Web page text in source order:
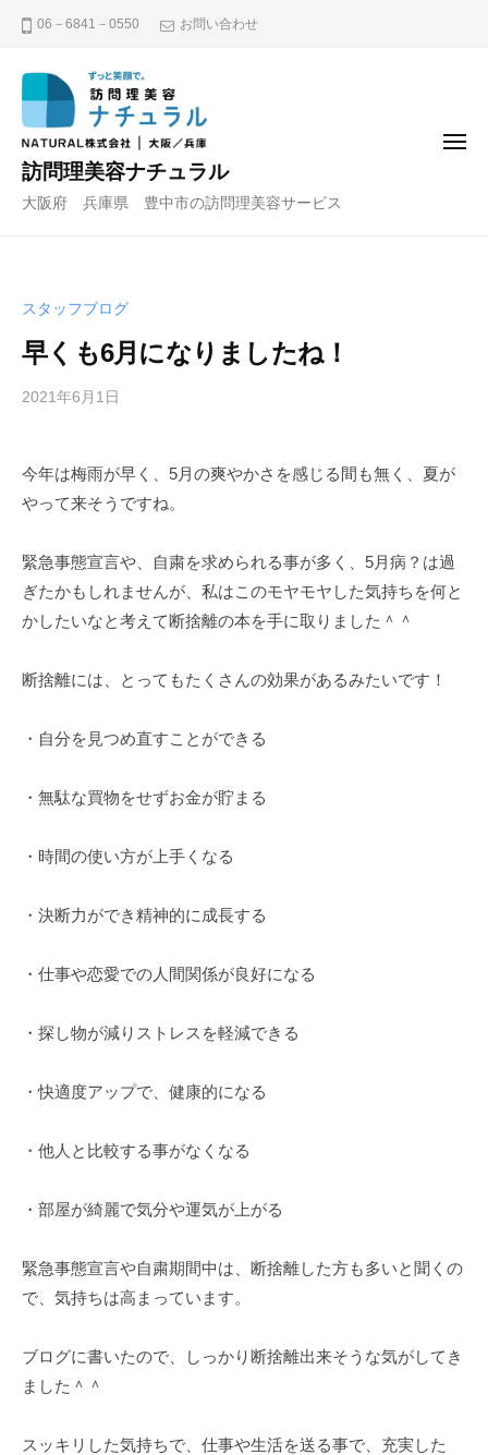
06－6841－0550 お問い合わせ
訪問理美容ナチュラル
大阪府 兵庫県 豊中市の訪問理美容サービス
メ
スタッフブログ
早くも6月になりましたね！
2021年6月1日
a
t
r
n
t
r
l
今年は梅雨が早く、5月の爽やかさを感じる間も無く、夏が
やって来そうですね。
緊急事態宣言や、自粛を求められる事が多く、5月病？は過
ぎたかもしれませんが、私はこのモヤモヤした気持ちを何と
かしたいなと考えて断捨離の本を手に取りました＾＾
断捨離には、とってもたくさんの効果があるみたいです！
・自分を見つめ直すことができる
・無駄な買物をせずお金が貯まる
・時間の使い方が上手くなる
・決断力ができ精神的に成長する
・仕事や恋愛での人間関係が良好になる
・探し物が減りストレスを軽減できる
・快適度アップで、健康的になる
・他人と比較する事がなくなる
・部屋が綺麗で気分や運気が上がる
緊急事態宣言や自粛期間中は、断捨離した方も多いと聞くの
で、気持ちは高まっています。
ブログに書いたので、しっかり断捨離出来そうな気がしてき
ました＾＾
スッキリした気持ちで、仕事や生活を送る事で、充実した